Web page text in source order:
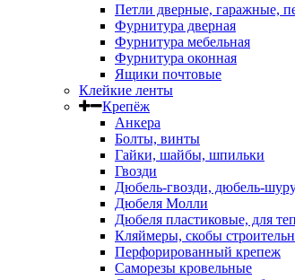
Петли дверные, гаражные,
Фурнитура дверная
Фурнитура мебельная
Фурнитура оконная
Ящики почтовые
Клейкие ленты
Крепёж
Анкера
Болты, винты
Гайки, шайбы, шпильки
Гвозди
Дюбель-гвозди, дюбель-
Дюбеля Молли
Дюбеля пластиковые, для
Кляймеры, скобы
Перфорированный крепеж
Саморезы кровельные